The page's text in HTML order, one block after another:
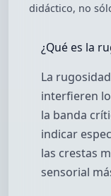
didáctico, no
¿Qué es la
La
interfieren
la banda
indicar
las crestas
sensorial